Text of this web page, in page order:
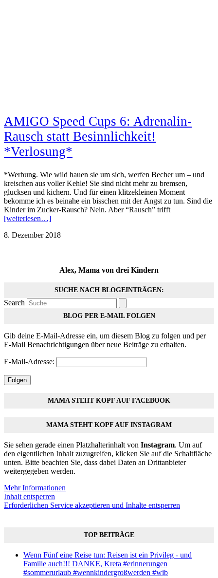
AMIGO Speed Cups 6: Adrenalin-
Rausch statt Besinnlichkeit!
*Verlosung*
*Werbung. Wie wild hauen sie um sich, werfen Becher um – und
kreischen aus voller Kehle! Sie sind nicht mehr zu bremsen,
glucksen und kichern. Und für einen klitzekleinen Moment
bekomme ich es beinahe ein bisschen mit der Angst zu tun. Sind die
Kinder im Zucker-Rausch? Nein. Aber “Rausch” trifft
[weiterlesen…]
8. Dezember 2018
Alex, Mama von drei Kindern
SUCHE NACH BLOGEINTRÄGEN:
Search
BLOG PER E-MAIL FOLGEN
Gib deine E-Mail-Adresse ein, um diesem Blog zu folgen und per
E-Mail Benachrichtigungen über neue Beiträge zu erhalten.
E-Mail-Adresse:
Folgen
MAMA STEHT KOPF AUF FACEBOOK
MAMA STEHT KOPF AUF INSTAGRAM
Sie sehen gerade einen Platzhalterinhalt von Instagram. Um auf
den eigentlichen Inhalt zuzugreifen, klicken Sie auf die Schaltfläche
unten. Bitte beachten Sie, dass dabei Daten an Drittanbieter
weitergegeben werden.
Mehr Informationen
Inhalt entsperren
Erforderlichen Service akzeptieren und Inhalte entsperren
TOP BEITRÄGE
Wenn Fünf eine Reise tun: Reisen ist ein Privileg - und
Familie auch!!! DANKE, Kreta #erinnerungen
#sommerurlaub #wennkindergroßwerden #wib